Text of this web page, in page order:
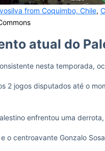
from Coquimbo, Chile,
atual do
nesta temporada,
2 jogos disputados até o
enfrentou uma
o centroavante Gonzalo